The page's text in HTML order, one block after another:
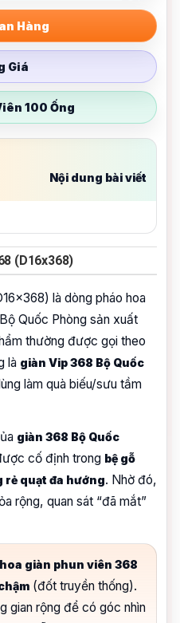
Hàng
Giá
100 Ống
Nội dung bài viết
(D16x368)
là dòng pháo hoa
Quốc Phòng sản xuất
thường được gọi theo
là giàn Vip 368 Bộ Quốc
làm quà biếu/sưu tầm
giàn 368 Bộ Quốc
cố định trong bệ gỗ
rẻ quạt đa hướng. Nhờ đó,
rộng, quan sát “đã mắt”
giàn phun viên 368
(đốt truyền thống).
gian rộng để có góc nhìn